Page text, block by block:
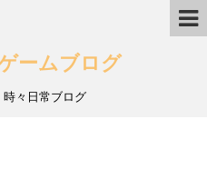
ームブログ
々日常ブログ